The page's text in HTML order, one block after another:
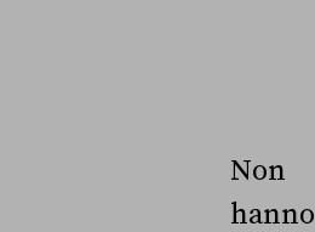
Non
hanno